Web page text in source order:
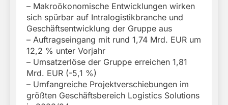
– Makroökonomische Entwicklungen wirken
sich spürbar auf Intralogistikbranche und
Geschäftsentwicklung der Gruppe aus
– Auftragseingang mit rund 1,74 Mrd. EUR um
12,2 % unter Vorjahr
– Umsatzerlöse der Gruppe erreichen 1,81
Mrd. EUR (-5,1 %)
– Umfangreiche Projektverschiebungen im
größten Geschäftsbereich Logistics Solutions